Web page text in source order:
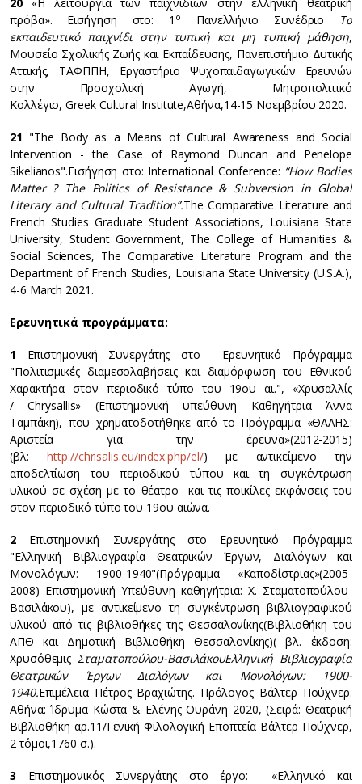
πρόβα». Εισήγηση στο: 1 ο Πανελλήνιο Συνέδριο Το
εκπαιδευτικό παιχνίδι στην τυπική και μη τυπική μάθηση,
Μουσείο Σχολικής Ζωής και Εκπαίδευσης, Πανεπιστήμιο Δυτικής
Αττικής, ΤΑΦΠΠΗ, Εργαστήριο Ψυχοπαιδαγωγικών Ερευνών
στην Προσχολική Αγωγή, Μητροπολιτικό
Κολλέγιο, Greek Cultural Institute,Αθήνα,14-15 Νοεμβρίου 2020.
21 "The Body as a Means of Cultural Awareness and Social
Intervention - the Case of Raymond Duncan and Penelope
Sikelianos".Εισήγηση στο: International Conference: “How Bodies
Matter ? The Politics of Resistance & Subversion in Global
Literary and Cultural Tradition”.Τhe Comparative Literature and
French Studies Graduate Student Associations, Louisiana State
University, Student Government, The College of Humanities &
Social Sciences, The Comparative Literature Program and the
Department of French Studies, Louisiana State University (U.S.A.),
4-6 March 2021.
Ερευνητικά προγράμματα:
1 Επιστημονική Συνεργάτης στο Ερευνητικό Πρόγραμμα
"Πολιτισμικές διαμεσολαβήσεις και διαμόρφωση του Εθνικού
Χαρακτήρα στον περιοδικό τύπο του 19ου αι.", «Χρυσαλλίς
/ Chrysallis» (Επιστημονική υπεύθυνη Καθηγήτρια Άννα
Ταμπάκη), που χρηματοδοτήθηκε από το Πρόγραμμα «ΘΑΛΗΣ:
Αριστεία για την έρευνα»(2012-2015)
(βλ:http://chrisalis.eu/index.php/el/) με αντικείμενο την
αποδελτίωση του περιοδικού τύπου και τη συγκέντρωση
υλικού σε σχέση με το θέατρο και τις ποικίλες εκφάνσεις του
στον περιοδικό τύπο του 19ου αιώνα.
2 Επιστημονική Συνεργάτης στο Ερευνητικό Πρόγραμμα
"Ελληνική Βιβλιογραφία Θεατρικών Έργων, Διαλόγων και
Μονολόγων: 1900-1940"(Πρόγραμμα «Καποδίστριας»(2005-
2008) Επιστημονική Υπεύθυνη καθηγήτρια: Χ. Σταματοπούλου-
Βασιλάκου), με αντικείμενο τη συγκέντρωση βιβλιογραφικού
υλικού από τις βιβλιοθήκες της Θεσσαλονίκης(Βιβλιοθήκη του
ΑΠΘ και Δημοτική Βιβλιοθήκη Θεσσαλονίκης)( βλ. έκδοση:
ΧρυσόθεμιςΣταματοπούλου-ΒασιλάκουΕλληνική Βιβλιογραφία
Θεατρικών Έργων Διαλόγων και Μονολόγων: 1900-
1940.Επιμέλεια Πέτρος Βραχιώτης. Πρόλογος Βάλτερ Πούχνερ.
Αθήνα: Ίδρυμα Κώστα & Ελένης Ουράνη 2020, (Σειρά: Θεατρική
Βιβλιοθήκη αρ.11/Γενική Φιλολογική Εποπτεία Βάλτερ Πούχνερ,
2 τόμοι,1760 σ.).
3 Επιστημονικός Συνεργάτης στο έργο: «Ελληνικό και